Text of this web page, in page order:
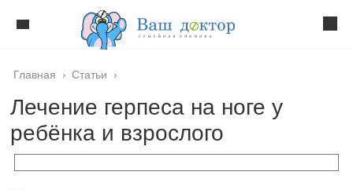
Главная › Статьи ›
Лечение герпеса на ноге у
ребёнка и взрослого